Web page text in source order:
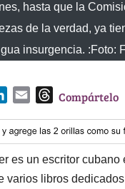
hasta que la
de la verdad, ya
insurgencia. :Foto:
n
k
e
d
a
i
l
T
r
e
a
d
Compártelo
es un escritor cubano
varios libros